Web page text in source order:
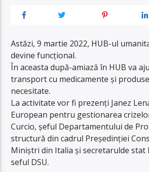
Astăzi, 9 martie 2022, HUB-ul
devine funcțional.
În aceasta după-amiază în HUB va
transport cu medicamente și
necesitate.
La activitate vor fi prezenți Janez
European pentru gestionarea
Curcio, șeful Departamentului de
structură din cadrul Președinției
Miniștri din Italia și secretarulde stat
seful DSU.